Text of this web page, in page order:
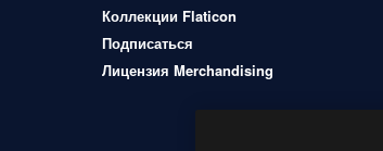
Коллекции Flaticon
Подписаться
Лицензия Merchandising